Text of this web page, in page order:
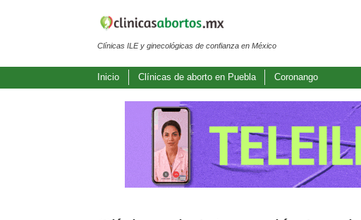
Clínicas ILE y ginecológicas de confianza en México
Inicio Clínicas de aborto en Puebla Coronango